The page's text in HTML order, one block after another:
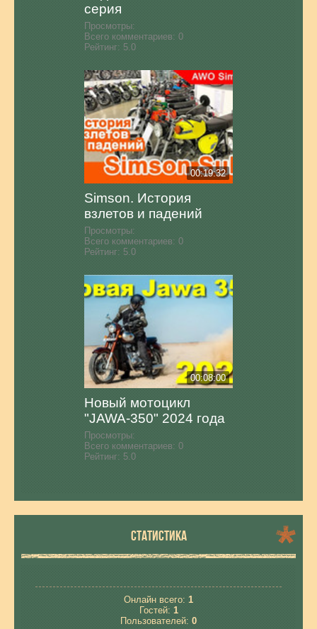
серия
Просмотры:
Всего комментариев: 0
Рейтинг: 5.0
00:19:32
Simson. История
взлетов и падений
Просмотры:
Всего комментариев: 0
Рейтинг: 5.0
00:08:00
Новый мотоцикл
"JAWA-350" 2024 года
Просмотры:
Всего комментариев: 0
Рейтинг: 5.0
СТАТИСТИКА
Онлайн всего: 1
Гостей: 1
Пользователей: 0